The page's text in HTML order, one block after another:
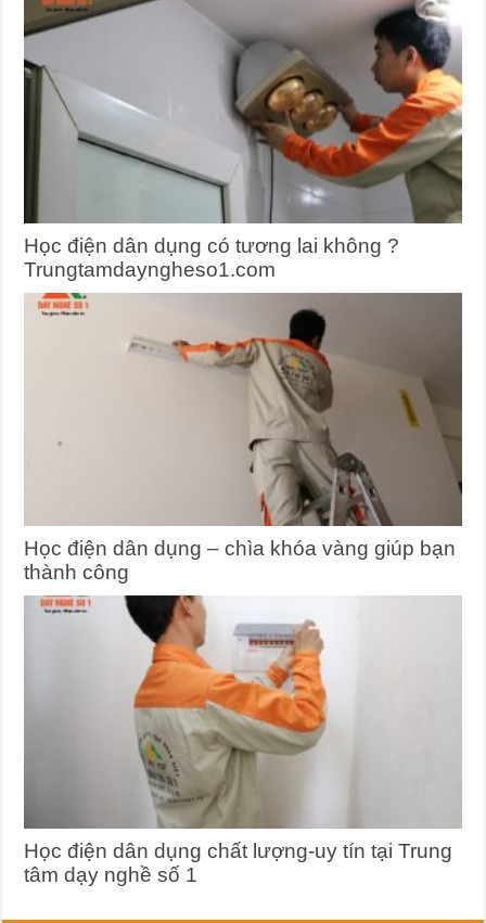
Học điện dân dụng có tương lai không ?
Trungtamdayngheso1.com
Học điện dân dụng – chìa khóa vàng giúp bạn
thành công
Học điện dân dụng chất lượng-uy tín tại Trung
tâm dạy nghề số 1